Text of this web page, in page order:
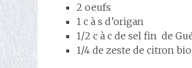
2 oeufs
1 c à s d’origan
1/2 c à c de sel fin de
1/4 de zeste de citron